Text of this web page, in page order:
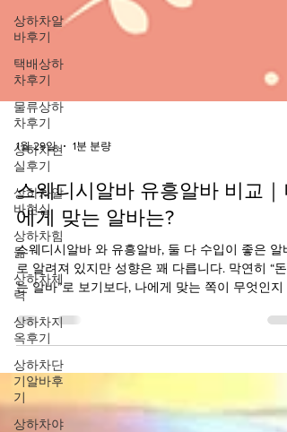
상하차알
바후기
택배상하
차후기
물류상하
차후기
상하차현
실후기
상하차알
바현실
상하차힘
듦
상하차체
력
상하차지
옥후기
상하차단
기알바후
기
상하차야
1월 29일
스웨디시알바 유흥알바 비교｜
에게 맞는 알바는?
스웨디시알바 와 유흥알바, 둘 다 수입이 좋은 알바
로 알려져 있지만 성향은 꽤 다릅니다. 막연히 “돈 되
준을 잡는 게 훨씬 중요해요. 1️⃣ 근무 방식 비교 스
디시알바 예약제 중심, 1:1 관리 개인 공간에서 조용
히 진행 대화 부담 적음 유흥알바 손님 응대·회전
심 업소 분위기에 따라 템포 빠름 커뮤니케이션 비
중 높음 👉 혼자 페이스 유지가 좋다면 스웨디시,
람 상대가 편하면 유흥 쪽이 맞습니다. 스웨디시알